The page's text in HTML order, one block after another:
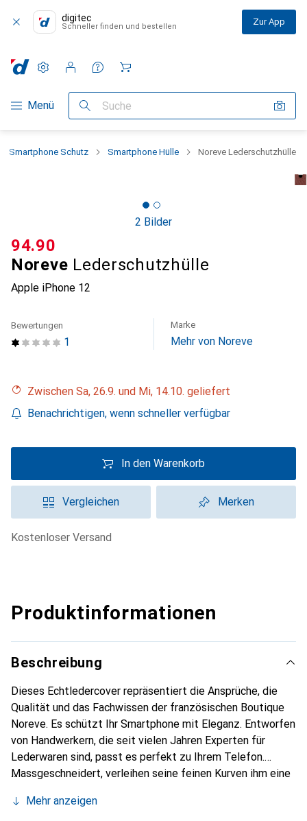
digitec
Schneller finden und bestellen Zur App
Navigation nach Kategorien
Menü Suche
Einstellungen
Kundenkonto
Vergleichslisten
Merklisten
Warenkorb
Smartphone Schutz Smartphone Hülle Noreve Lederschutzhülle
2 Bilder
Noreve Lederschutzhülle
Apple iPhone 12
CHF
94.90
1
Bewertungen Marke
Mehr von Noreve
Zwischen Sa, 26.9. und Mi, 14.10. geliefert
Benachrichtigen, wenn schneller verfügbar
In den Warenkorb
Vergleichen Merken
kostenloser Versand
Produktinformationen
Beschreibung
Dieses Echtledercover repräsentiert die Ansprüche, die
Qualität und das Fachwissen der französischen Boutique
Noreve. Es schützt Ihr Smartphone mit Eleganz. Entworfen
von Handwerkern, die seit vielen Jahren Experten für
Lederwaren sind, passt es perfekt zu Ihrem Telefon.
Massgeschneidert, verleihen seine feinen Kurven ihm eine
unverzichtbaren Accessoire Ihres Smartphones.
Mehr anzeigen